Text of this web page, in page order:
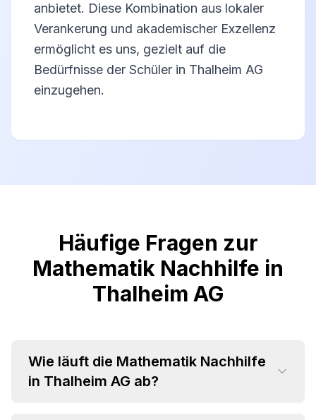
anbietet. Diese Kombination aus lokaler
Verankerung und akademischer Exzellenz
ermöglicht es uns, gezielt auf die
Bedürfnisse der Schüler in Thalheim AG
einzugehen.
Häufige Fragen zur
Mathematik Nachhilfe in
Thalheim AG
Wie läuft die Mathematik Nachhilfe
in Thalheim AG ab?